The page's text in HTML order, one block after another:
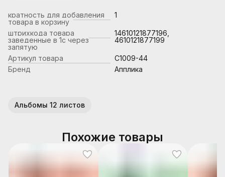
кратность для добавления
товара в корзину
1
штрихкода товара
заведенные в 1с через
запятую
14610121877196,
4610121877199
Артикул товара
С1009-44
Бренд
Апплика
Альбомы 12 листов
Похожие товары